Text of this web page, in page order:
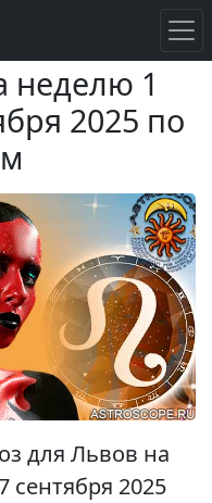
неделю 1
2025 по
для Львов на
сентября 2025